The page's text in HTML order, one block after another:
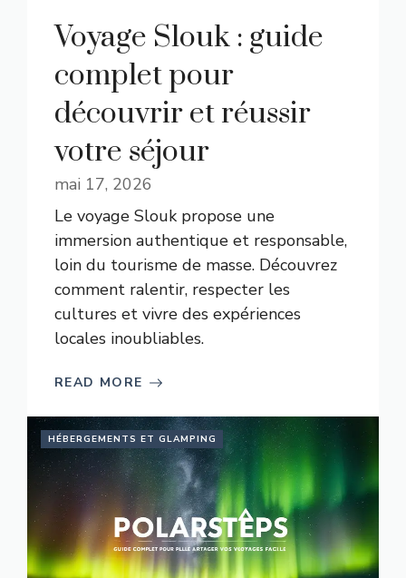
Voyage Slouk : guide
complet pour
découvrir et réussir
votre séjour
mai 17, 2026
Le voyage Slouk propose une
immersion authentique et responsable,
loin du tourisme de masse. Découvrez
comment ralentir, respecter les
cultures et vivre des expériences
locales inoubliables.
READ MORE
HÉBERGEMENTS ET GLAMPING